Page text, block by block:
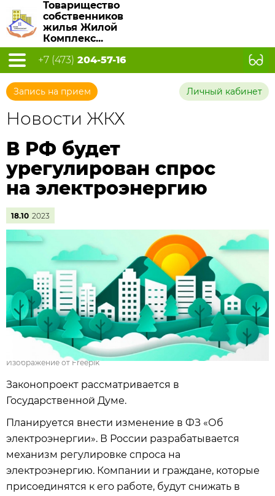
Товарищество
собственников
жилья Жилой
Комплекс...
+7 (473) 204-57-16
Запись на прием Личный кабинет
Новости ЖКХ
В РФ будет
урегулирован спрос
на электроэнергию
18.10 2023
Изображение от Freepik
Законопроект рассматривается в
Государственной Думе.
Планируется внести изменение в ФЗ «Об
электроэнергии». В России разрабатывается
механизм регулировке спроса на
электроэнергию. Компании и граждане, которые
присоединятся к его работе, будут снижать в